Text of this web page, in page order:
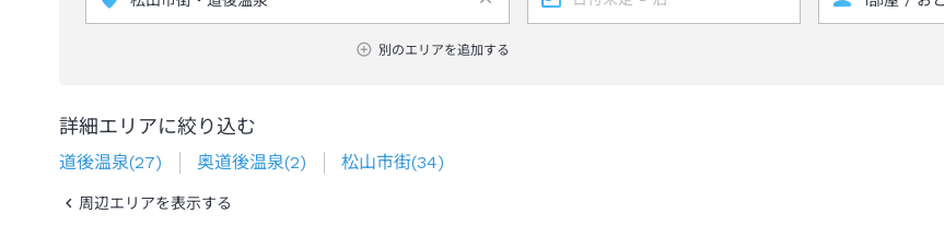
別のエリアを追加する
詳細エリアに絞り込む
道後温泉(27) 奥道後温泉(2) 松山市街(34)
周辺エリアを表示する